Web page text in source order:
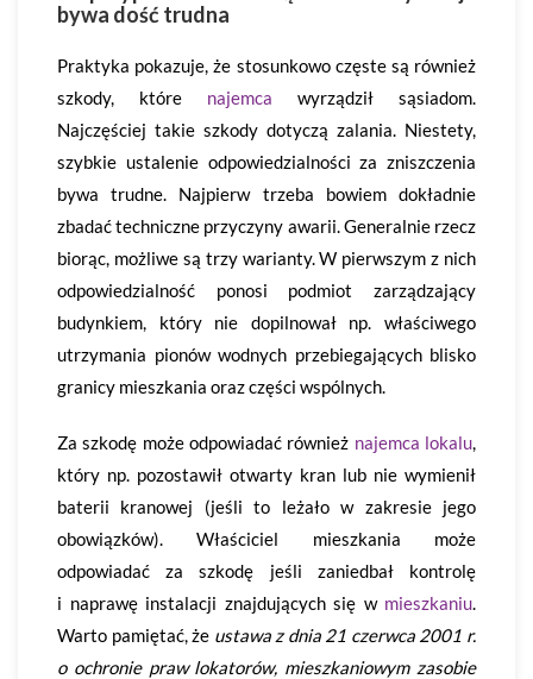
bywa dość trudna
Praktyka pokazuje, że stosunkowo częste są również
szkody, które najemca wyrządził sąsiadom.
Najczęściej takie szkody dotyczą zalania. Niestety,
szybkie ustalenie odpowiedzialności za zniszczenia
bywa trudne. Najpierw trzeba bowiem dokładnie
zbadać techniczne przyczyny awarii. Generalnie rzecz
biorąc, możliwe są trzy warianty. W pierwszym z nich
odpowiedzialność ponosi podmiot zarządzający
budynkiem, który nie dopilnował np. właściwego
utrzymania pionów wodnych przebiegających blisko
granicy mieszkania oraz części wspólnych.
Za szkodę może odpowiadać również najemca lokalu,
który np. pozostawił otwarty kran lub nie wymienił
baterii kranowej (jeśli to leżało w zakresie jego
obowiązków). Właściciel mieszkania może
odpowiadać za szkodę jeśli zaniedbał kontrolę
i naprawę instalacji znajdujących się w mieszkaniu.
Warto pamiętać, że ustawa z dnia 21 czerwca 2001 r.
o ochronie praw lokatorów, mieszkaniowym zasobie